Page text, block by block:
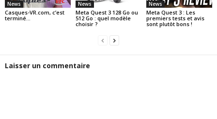
News
Casques-VR.com, c’est
terminé…
News
Meta Quest 3 128 Go ou
512 Go : quel modèle
choisir ?
News
Meta Quest 3 : Les
premiers tests et avis
sont plutôt bons !
Laisser un commentaire